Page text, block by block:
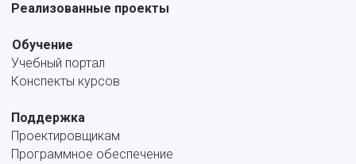
Реализованные проекты
Обучение
Учебный портал
Конспекты курсов
Поддержка
Проектировщикам
Программное обеспечение